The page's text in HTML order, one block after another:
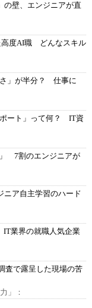
の壁、エンジニアが直
度AI職 どんなスキル
さ」が半分？ 仕事に
ート」って何？ IT資
」 7割のエンジニアが
ア自主学習のハード
業界の就職人気企業
査で露呈した現場の苦
」：